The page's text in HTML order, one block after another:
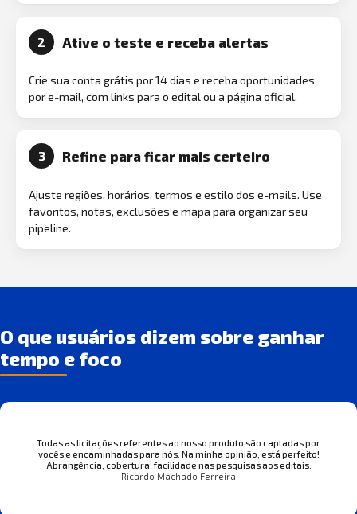
2 Ative o teste e receba alertas
Crie sua conta grátis por 14 dias e receba oportunidades
por e-mail, com links para o edital ou a página oficial.
3 Refine para ficar mais certeiro
Ajuste regiões, horários, termos e estilo dos e-mails. Use
favoritos, notas, exclusões e mapa para organizar seu
pipeline.
O que usuários dizem sobre ganhar
tempo e foco
Todas as licitações referentes ao nosso produto são captadas por
vocês e encaminhadas para nós. Na minha opinião, está perfeito!
Abrangência, cobertura, facilidade nas pesquisas aos editais.
Ricardo Machado Ferreira